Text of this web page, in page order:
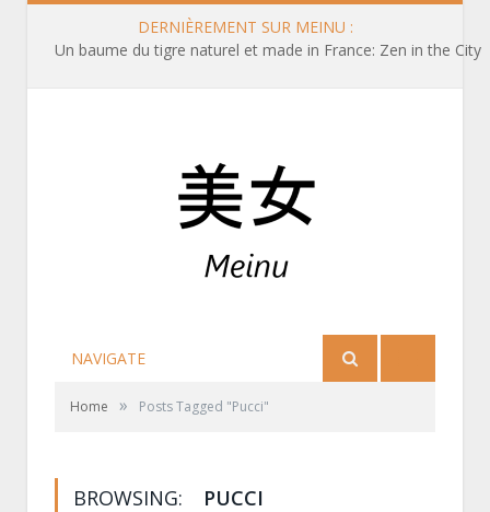
DERNIÈREMENT SUR MEINU :
Un baume du tigre naturel et made in France: Zen in the City
NAVIGATE
Home » Posts Tagged "Pucci"
BROWSING: PUCCI